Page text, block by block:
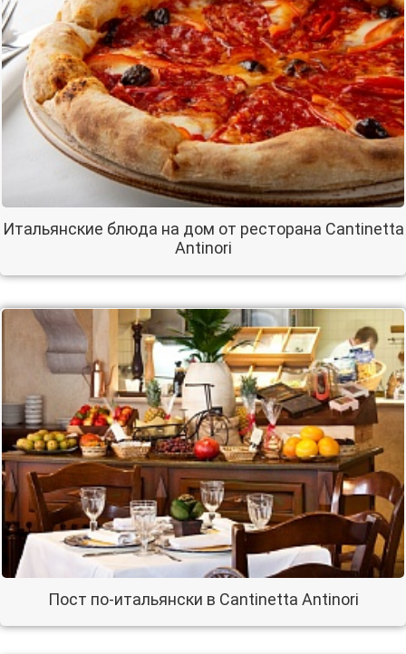
Итальянские блюда на дом от ресторана Cantinetta
Antinori
Пост по-итальянски в Cantinetta Antinori